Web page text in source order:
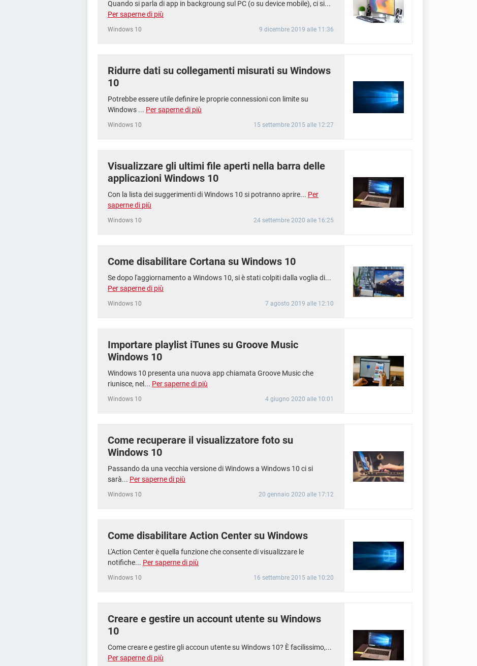
Quando si parla di app in backgroung sul PC (o su device mobile), ci si...
Per saperne di più
Windows 10 9 dicembre 2019 alle 11:36
Ridurre dati su collegamenti misurati su Windows
10
Potrebbe essere utile definire le proprie connessioni con limite su
Windows ... Per saperne di più
Windows 10 15 settembre 2015 alle 12:27
Visualizzare gli ultimi file aperti nella barra delle
applicazioni Windows 10
Con la lista dei suggerimenti di Windows 10 si potranno aprire... Per
saperne di più
Windows 10 24 settembre 2020 alle 16:25
Come disabilitare Cortana su Windows 10
Se dopo l'aggiornamento a Windows 10, si è stati colpiti dalla voglia di...
Per saperne di più
Windows 10 7 agosto 2019 alle 12:10
Importare playlist iTunes su Groove Music
Windows 10
Windows 10 presenta una nuova app chiamata Groove Music che
riunisce, nel... Per saperne di più
Windows 10 4 giugno 2020 alle 10:01
Come recuperare il visualizzatore foto su
Windows 10
Passando da una vecchia versione di Windows a Windows 10 ci si
sarà... Per saperne di più
Windows 10 20 gennaio 2020 alle 17:12
Come disabilitare Action Center su Windows
L'Action Center è quella funzione che consente di visualizzare le
notifiche... Per saperne di più
Windows 10 16 settembre 2015 alle 10:20
Creare e gestire un account utente su Windows
10
Come creare e gestire gli accoun utente su Windows 10? È facilissimo,...
Per saperne di più